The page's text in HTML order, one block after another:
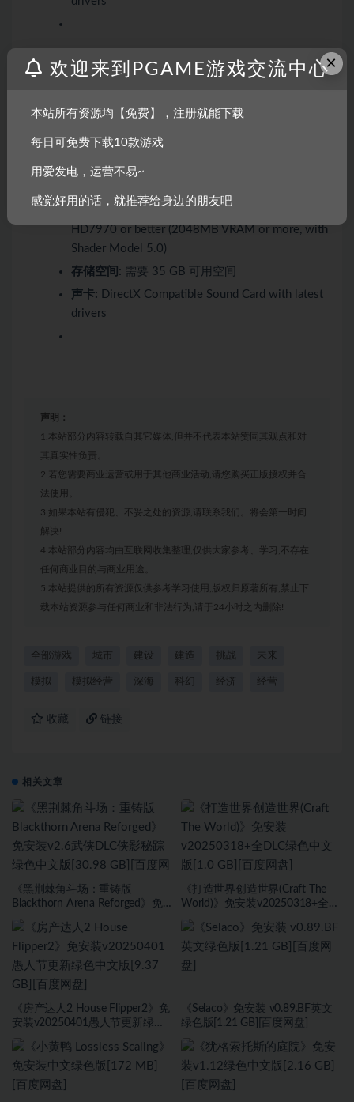
推荐配置:
处理器:Intel Core i5 2400s @ 2.5 GHz or AMD
FX 4100 @ 3.6
HD7970 or better (2048MB VRAM or more, with
Shader Model 5.0)
存储空间: 需要 35 GB 可用空间
声卡: DirectX Compatible Sound Card with latest
drivers
声明：
1.本站部分内容转载自其它媒体,但并不代表本站赞同其观点和对
其真实性负责。
2.若您需要商业运营或用于其他商业活动,请您购买正版授权并合
法使用。
3.如果本站有侵犯、不妥之处的资源,请联系我们。将会第一时间
解决!
4.本站部分内容均由互联网收集整理,仅供大家参考、学习,不存在
任何商业目的与商业用途。
5.本站提供的所有资源仅供参考学习使用,版权归原著所有,禁止下
载本站资源参与任何商业和非法行为,请于24小时之内删除!
全部游戏 城市 建设 建造 挑战 未来
模拟 模拟经营 深海 科幻 经济 经营
收藏 链接
相关文章
《黑荆棘角斗场：重铸版
Blackthorn Arena Reforged》免
文版[30.98 GB][百度网盘]
《打造世界创造世界(Craft The
World)》免安装v20250318+全
盘]
《房产达人2 House Flipper2》免
安装v20250401愚人节更新绿色
《Selaco》免安装 v0.89.BF英文
绿色版[1.21 GB][百度网盘]
×
欢迎来到PGAME游戏交流中心
本站所有资源均【免费】，注册就能下载
每日可免费下载10款游戏
用爱发电，运营不易~
感觉好用的话，就推荐给身边的朋友吧